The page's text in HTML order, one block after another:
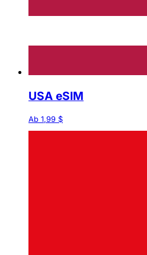
USA eSIM
Ab 1,99 $